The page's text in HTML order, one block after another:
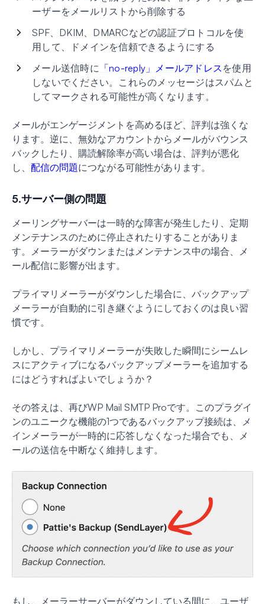
ーザーをメールリストから削除する
SPF、DKIM、DMARCなどの認証プロトコルを使
用して、ドメインを信頼できるようにする
メール送信時に 「no-reply」メールアドレス を使用
しないでください。これらのメッセージはスパムと
してマークされる可能性が高くなります。
メールがエンゲージメントを高めるほど、評判は強くな
ります。逆に、無効なアカウントからメールがバウンス
バックしたり、購読解除率が高い場合は、評判が悪化
し、 配信の問題につながる可能性があります。
5.サーバー側の問題
メーリングサーバーは一時的な障害が発生したり、定期
メンテナンスのために停止されたりすることがありま
す。メーラーがダウンまたはメンテナンス中の場合、メ
ール配信に影響が出ます。
プライマリメーラーがダウンした場合に、バックアップ
メーラーが自動的に引き継ぐようにしておくのは良い習
慣です。
しかし、プライマリメーラーが失敗した瞬間にシームレ
スにアクティブになるバックアップメーラーを追加する
にはどうすればよいでしょうか？
その答えは、再びWP Mail SMTP Proです。このプラグイ
ンのユニークな機能の1つであるバックアップ接続は、メ
インメーラーが一時的に応答しなくなった場合でも、メ
ールの送信を中断なく維持します。
もし、メーラーサーバーがダウンしている間に、ユーザ